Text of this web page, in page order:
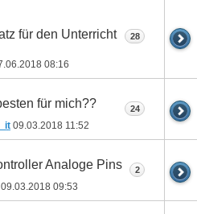
für den Unterricht
08:16
28
für mich??
09.03.2018 11:52
24
Analoge Pins
09.03.2018 09:53
2